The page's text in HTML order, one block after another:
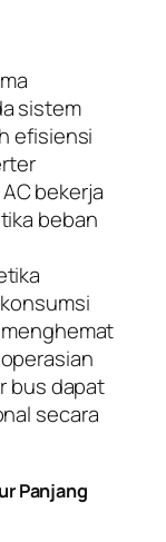
sistem
efisiensi
bekerja
beban
bus dapat
secara
Panjang